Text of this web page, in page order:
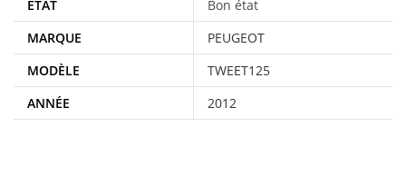
ÉTAT
Bon état
MARQUE
PEUGEOT
MODÈLE
TWEET125
ANNÉE
2012